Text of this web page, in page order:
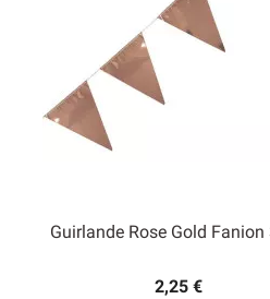
Guirlande Rose Gold Fanion
2,25 €